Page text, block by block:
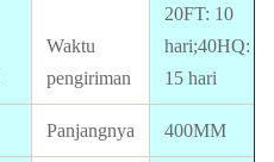
Waktu
pengiriman
20FT: 10
hari;40HQ:
15 hari
Panjangnya 400MM